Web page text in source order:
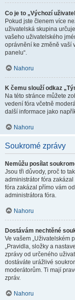
Co je to „Výchozí
Pokud jste členem více
uživatelská skupina
vašeho uživatelského
oprávnění ke změně vaší
panelu“.
Nahoru
K čemu slouží odkaz
Na této stránce můžete
vedení fóra včetně
další informace jako
Nahoru
Soukromé zprávy
Nemůžu posílat
Jsou tři důvody, proč to
administrátor fóra
fóra zakázal přímo vám
administrátora fóra.
Nahoru
Dostávám nechtěné
Ve vašem „Uživatelském
„Pravidla, složky a
zprávy od určeného
dostáváte urážlivé
moderátorům. Ti mají
zpráv.
Nahoru